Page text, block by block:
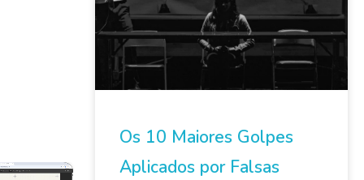
×
Os 10 Maiores Golpes
Aplicados por Falsas